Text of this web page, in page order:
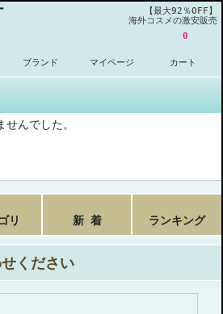
【最大92％OFF】
海外コスメの激安販売
ブランド マイページ
0
カート
んでした。
リ 新 着 ランキング
ください